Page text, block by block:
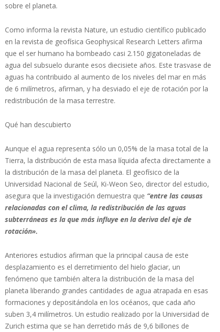
sobre el planeta.
Como informa la revista Nature, un estudio científico publicado
en la revista de geofísica Geophysical Research Letters afirma
que el ser humano ha bombeado casi 2.150 gigatoneladas de
agua del subsuelo durante esos diecisiete años. Este trasvase de
aguas ha contribuido al aumento de los niveles del mar en más
de 6 milímetros, afirman, y ha desviado el eje de rotación por la
redistribución de la masa terrestre.
Qué han descubierto
Aunque el agua representa sólo un 0,05% de la masa total de la
Tierra, la distribución de esta masa líquida afecta directamente a
la distribución de la masa del planeta. El geofísico de la
Universidad Nacional de Seúl, Ki-Weon Seo, director del estudio,
asegura que la investigación demuestra que “entre las causas
relacionadas con el clima, la redistribución de las aguas
subterráneas es la que más influye en la deriva del eje de
rotación».
Anteriores estudios afirman que la principal causa de este
desplazamiento es el derretimiento del hielo glaciar, un
fenómeno que también altera la distribución de la masa del
planeta liberando grandes cantidades de agua atrapada en esas
formaciones y depositándola en los océanos, que cada año
suben 3,4 milímetros. Un estudio realizado por la Universidad de
Zurich estima que se han derretido más de 9,6 billones de